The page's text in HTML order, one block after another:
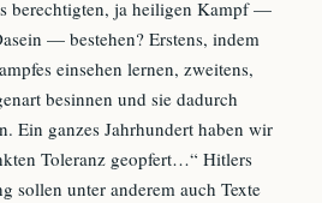
berechtigten, ja heiligen Kampf —
— bestehen? Erstens, indem
einsehen lernen, zweitens,
besinnen und sie dadurch
Ein ganzes Jahrhundert haben wir
Toleranz geopfert…“ Hitlers
sollen unter anderem auch Texte